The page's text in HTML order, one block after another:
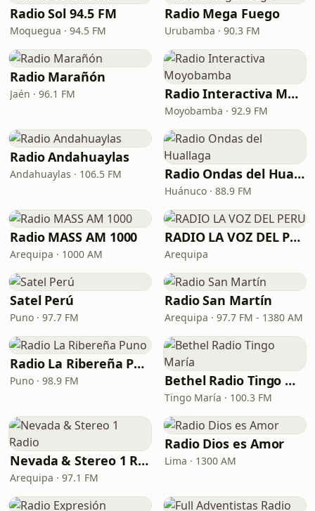
Radio Sol 94.5 FM
Moquegua · 94.5 FM
Radio Mega Fuego
Urubamba · 90.3 FM
Radio Marañón
Jaén · 96.1 FM Radio Interactiva Moyobamba
Moyobamba · 92.9 FM
Radio Andahuaylas
Andahuaylas · 106.5 FM Radio Ondas del Huallaga
Huánuco · 88.9 FM
Radio MASS AM 1000
Arequipa · 1000 AM
RADIO LA VOZ DEL PERU
Arequipa
Satel Perú
Puno · 97.7 FM
Radio San Martín
Arequipa · 97.7 FM - 1380 AM
Radio La Ribereña Puno
Puno · 98.9 FM Bethel Radio Tingo María
Tingo María · 100.3 FM
Nevada & Stereo 1 Radio
Arequipa · 97.1 FM
Radio Dios es Amor
Lima · 1300 AM